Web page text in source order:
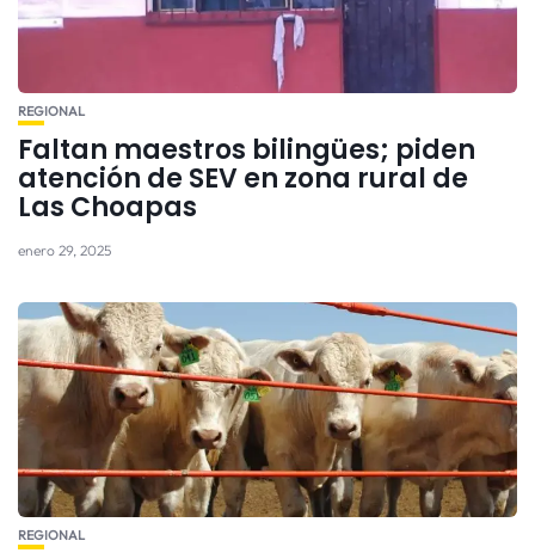
REGIONAL
Faltan maestros bilingües; piden
atención de SEV en zona rural de
Las Choapas
enero 29, 2025
REGIONAL